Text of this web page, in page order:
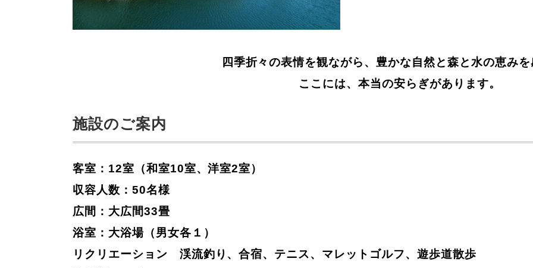
四季折々の表情を観ながら、豊かな自然と森と水の恵み
ここには、本当の安らぎがあります。
施設のご案内
客室：12室（和室10室、洋室2室）
収容人数：50名様
広間：大広間33畳
浴室：大浴場（男女各１）
リクリエーション 渓流釣り、合宿、テニス、マレットゴルフ、遊歩道散歩